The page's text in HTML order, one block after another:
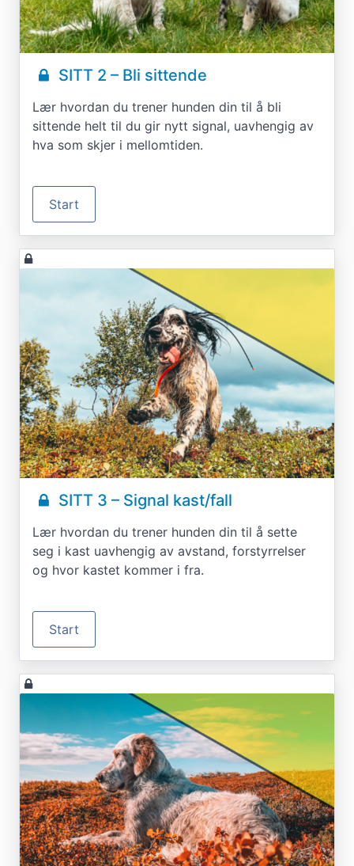
SITT 2 – Bli sittende
Lær hvordan du trener hunden din til å bli
sittende helt til du gir nytt signal, uavhengig av
hva som skjer i mellomtiden.
Start
SITT 3 – Signal kast/fall
Lær hvordan du trener hunden din til å sette
seg i kast uavhengig av avstand, forstyrrelser
og hvor kastet kommer i fra.
Start